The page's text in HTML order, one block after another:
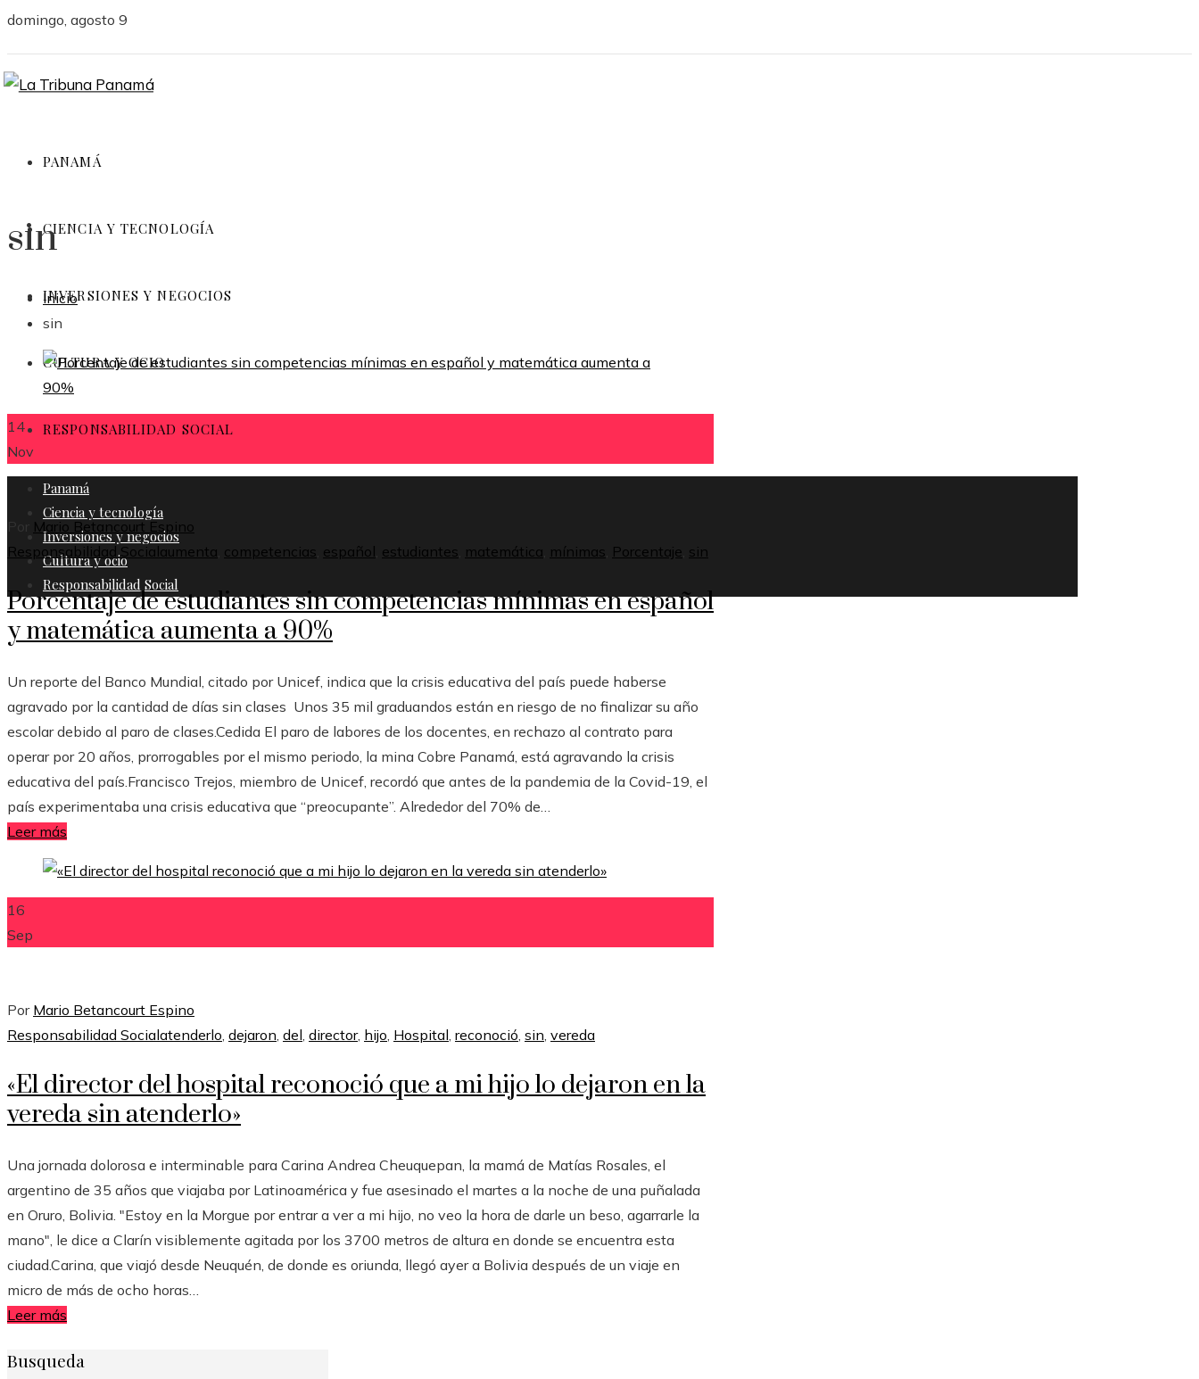
domingo, agosto 9
PANAMÁ
CIENCIA Y TECNOLOGÍA
INVERSIONES Y NEGOCIOS
CULTURA Y OCIO
RESPONSABILIDAD SOCIAL
Panamá
Ciencia y tecnología
Inversiones y negocios
Cultura y ocio
Responsabilidad Social
sin
Inicio
sin
14
Nov
Por Mario Betancourt Espino
Responsabilidad Socialaumenta competencias español estudiantes matemática mínimas Porcentaje sin
Porcentaje de estudiantes sin competencias mínimas en español
y matemática aumenta a 90%
Un reporte del Banco Mundial, citado por Unicef, indica que la crisis educativa del país puede haberse
agravado por la cantidad de días sin clases Unos 35 mil graduandos están en riesgo de no finalizar su año
escolar debido al paro de clases.Cedida El paro de labores de los docentes, en rechazo al contrato para
operar por 20 años, prorrogables por el mismo periodo, la mina Cobre Panamá, está agravando la crisis
educativa del país.Francisco Trejos, miembro de Unicef, recordó que antes de la pandemia de la Covid-19, el
país experimentaba una crisis educativa que “preocupante”. Alrededor del 70% de…
Leer más
16
Sep
Por Mario Betancourt Espino
Responsabilidad Socialatenderlo dejaron del director, hijo Hospital reconoció sin vereda
«El director del hospital reconoció que a mi hijo lo dejaron en la
vereda sin atenderlo»
Una jornada dolorosa e interminable para Carina Andrea Cheuquepan, la mamá de Matías Rosales, el
argentino de 35 años que viajaba por Latinoamérica y fue asesinado el martes a la noche de una puñalada
en Oruro, Bolivia. "Estoy en la Morgue por entrar a ver a mi hijo, no veo la hora de darle un beso, agarrarle la
mano", le dice a Clarín visiblemente agitada por los 3700 metros de altura en donde se encuentra esta
ciudad.Carina, que viajó desde Neuquén, de donde es oriunda, llegó ayer a Bolivia después de un viaje en
micro de más de ocho horas…
Leer más
Busqueda